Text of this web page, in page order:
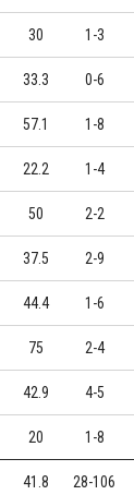
30 1-3
33.3 0-6
57.1 1-8
22.2 1-4
50 2-2
37.5 2-9
44.4 1-6
75 2-4
42.9 4-5
20 1-8
41.8 28-106